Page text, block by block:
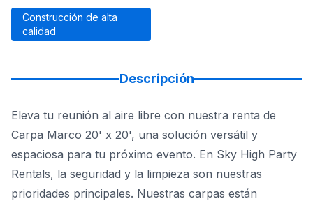
Construcción de alta
calidad
Descripción
Eleva tu reunión al aire libre con nuestra renta de
Carpa Marco 20' x 20', una solución versátil y
espaciosa para tu próximo evento. En Sky High Party
Rentals, la seguridad y la limpieza son nuestras
prioridades principales. Nuestras carpas están